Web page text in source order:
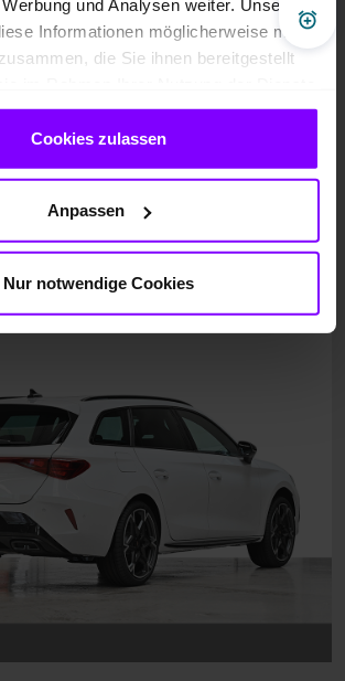
und Analysen weiter. Unsere
Informationen möglicherweise mit
die Sie ihnen bereitgestellt
Cookies zulassen
Anpassen
Nur notwendige Cookies